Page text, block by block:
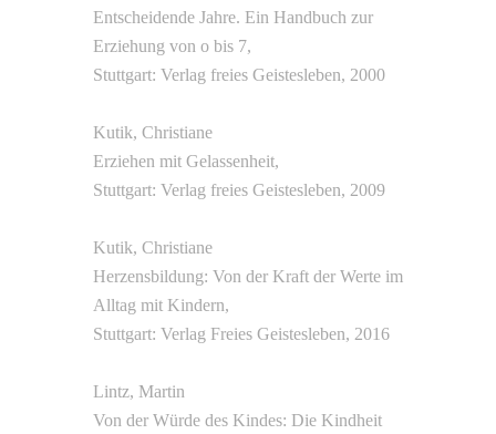
Entscheidende Jahre. Ein Handbuch zur
Erziehung von o bis 7,
Stuttgart: Verlag freies Geistesleben, 2000
Kutik, Christiane
Erziehen mit Gelassenheit,
Stuttgart: Verlag freies Geistesleben, 2009
Kutik, Christiane
Herzensbildung: Von der Kraft der Werte im
Alltag mit Kindern,
Stuttgart: Verlag Freies Geistesleben, 2016
Lintz, Martin
Von der Würde des Kindes: Die Kindheit